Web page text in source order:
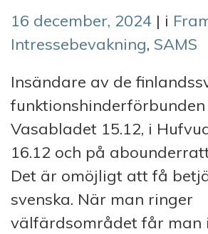
16 december, 2024 | i
Intressebevakning, SAMS
Insändare av de
Vasabladet 15.12, i
16.12 och på
Det är omöjligt att få
svenska. När man ringer
välfärdsområdet får man